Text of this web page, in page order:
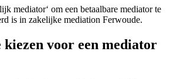
mediator‘ om een betaalbare mediator te
is in zakelijke mediation Ferwoude.
kiezen voor een mediator